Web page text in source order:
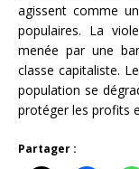
agissent comme
populaires. La
menée par une
classe capitaliste.
population se
protéger les profits
Partager :